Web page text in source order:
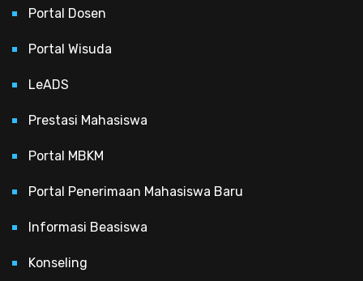
Portal Dosen
Portal Wisuda
LeADS
Prestasi Mahasiswa
Portal MBKM
Portal Penerimaan Mahasiswa Baru
Informasi Beasiswa
Konseling